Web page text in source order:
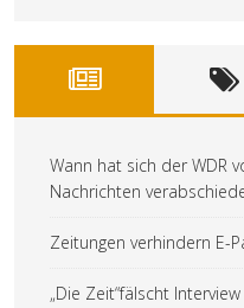
Wann hat sich der WDR
Nachrichten
Zeitungen verhindern E-
„Die Zeit“fälscht